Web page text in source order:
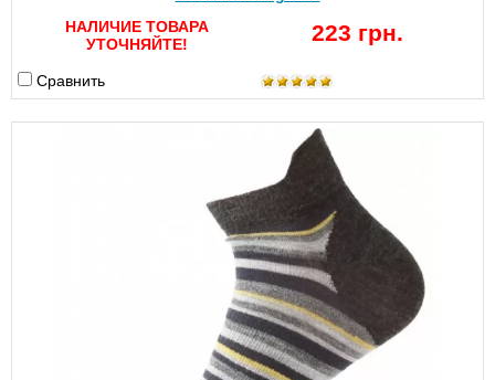
НАЛИЧИЕ ТОВАРА
УТОЧНЯЙТЕ!
223 грн.
Сравнить